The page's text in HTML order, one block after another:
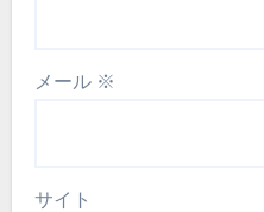
メール ※
サイト